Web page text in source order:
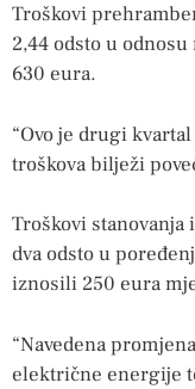
Troškovi
2,44 odsto u
630 eura.
“Ovo je drugi
troškova bilježi
Troškovi
dva odsto u
iznosili 250 eura
“Navedena
električne energije